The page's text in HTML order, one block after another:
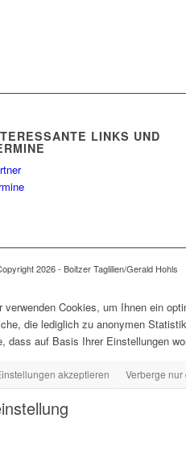
LINKS UND
2026 - Boitzer Taglilien/Gerald Hohls
verwenden Cookies, um Ihnen ein
die lediglich zu anonymen
dass auf Basis Ihrer Einstellungen
akzeptieren Verberge